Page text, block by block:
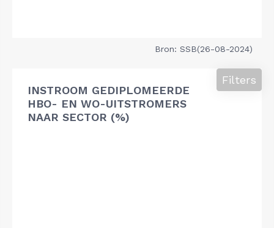
Bron: SSB(26-08-2024)
INSTROOM GEDIPLOMEERDE
HBO- EN WO-UITSTROMERS
NAAR SECTOR (%)
Filters